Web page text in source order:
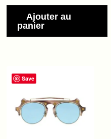
Ajouter au
panier
Save